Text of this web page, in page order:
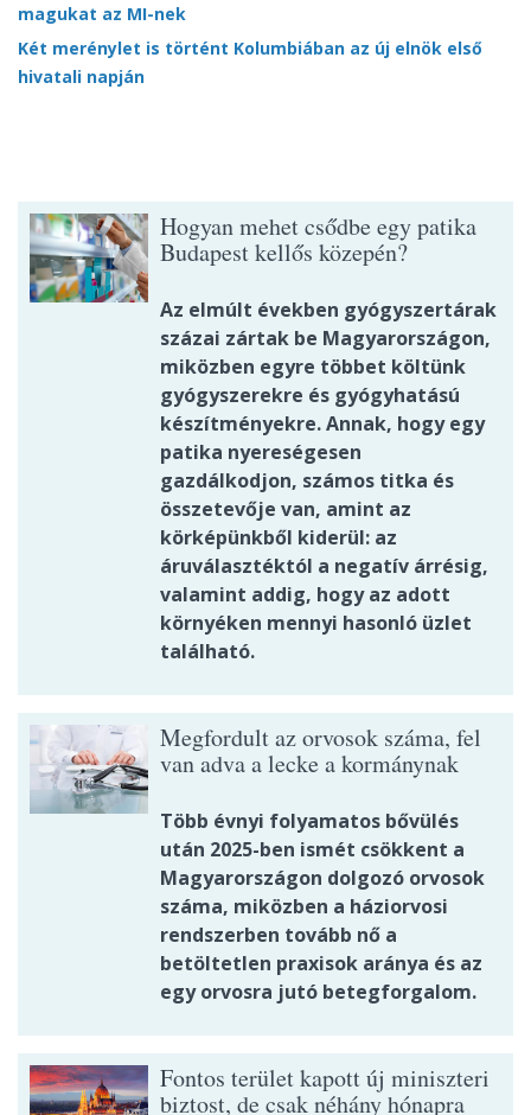
magukat az MI-nek
Két merénylet is történt Kolumbiában az új elnök első
hivatali napján
Hogyan mehet csődbe egy patika
Budapest kellős közepén?
Az elmúlt években gyógyszertárak
százai zártak be Magyarországon,
miközben egyre többet költünk
gyógyszerekre és gyógyhatású
készítményekre. Annak, hogy egy
patika nyereségesen
gazdálkodjon, számos titka és
összetevője van, amint az
körképünkből kiderül: az
áruválasztéktól a negatív árrésig,
valamint addig, hogy az adott
környéken mennyi hasonló üzlet
található.
Megfordult az orvosok száma, fel
van adva a lecke a kormánynak
Több évnyi folyamatos bővülés
után 2025-ben ismét csökkent a
Magyarországon dolgozó orvosok
száma, miközben a háziorvosi
rendszerben tovább nő a
betöltetlen praxisok aránya és az
egy orvosra jutó betegforgalom.
Fontos terület kapott új miniszteri
biztost, de csak néhány hónapra